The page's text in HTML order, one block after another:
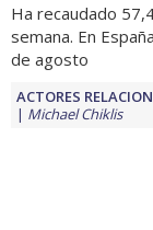
Ha recaudado
semana. En
de agosto
ACTORES
Michael Chiklis